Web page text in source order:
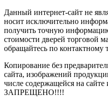
Данный интернет-сайт не
носит исключительно
получить точную
стоимости дверей торговой
обращайтесь по контактному
Копирование без
сайта, изображений
числе содержащейся на
ЗАПРЕЩЕНО!!!!